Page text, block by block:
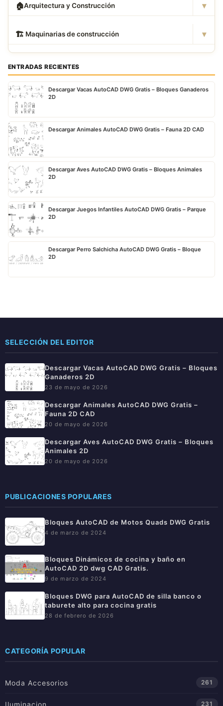
🏠Arquitectura y Construcción ▾
🏗 ️ Maquinarias de construcción ▾
ENTRADAS RECIENTES
Descargar Vacas AutoCAD DWG Gratis – Bloques Ganaderos
2D
Descargar Animales AutoCAD DWG Gratis – Fauna 2D CAD
Descargar Aves AutoCAD DWG Gratis – Bloques Animales
2D
Descargar Juegos Infantiles AutoCAD DWG Gratis – Parque
2D
Descargar Perro Salchicha AutoCAD DWG Gratis – Bloque
2D
SELECCIÓN DEL EDITOR
Descargar Vacas AutoCAD DWG Gratis – Bloques
Ganaderos 2D
23 de mayo de 2026
Descargar Animales AutoCAD DWG Gratis –
Fauna 2D CAD
20 de mayo de 2026
Descargar Aves AutoCAD DWG Gratis – Bloques
Animales 2D
20 de mayo de 2026
PUBLICACIONES POPULARES
Bloques AutoCAD de Motos Quads DWG Gratis
4 de marzo de 2024
Bloques Dinámicos de cocina y baño en
AutoCAD 2D dwg CAD Gratis.
9 de marzo de 2024
Bloques DWG para AutoCAD de silla banco o
taburete alto para cocina gratis
28 de febrero de 2026
CATEGORÍA POPULAR
Moda Accesorios 261
Iluminacion 231